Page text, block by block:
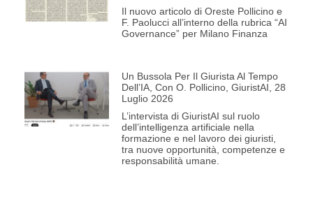
Il nuovo articolo di Oreste Pollicino e
F. Paolucci all’interno della rubrica “AI
Governance” per Milano Finanza
Un Bussola Per Il Giurista Al Tempo
Dell’IA, Con O. Pollicino, GiuristAI, 28
Luglio 2026
L’intervista di GiuristAI sul ruolo
dell’intelligenza artificiale nella
formazione e nel lavoro dei giuristi,
tra nuove opportunità, competenze e
responsabilità umane.